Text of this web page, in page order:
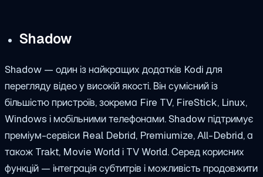
Shadow
Shadow — один із найкращих додатків Kodi для
перегляду відео у високій якості. Він сумісний із
більшістю пристроїв, зокрема Fire TV, FireStick, Linux,
Windows і мобільними телефонами. Shadow підтримує
преміум-сервіси Real Debrid, Premiumize, All-Debrid, а
також Trakt, Movie World і TV World. Серед корисних
функцій — інтеграція субтитрів і можливість продовжити